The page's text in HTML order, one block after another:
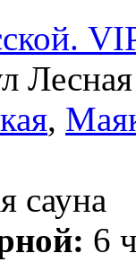
,
сауна
6